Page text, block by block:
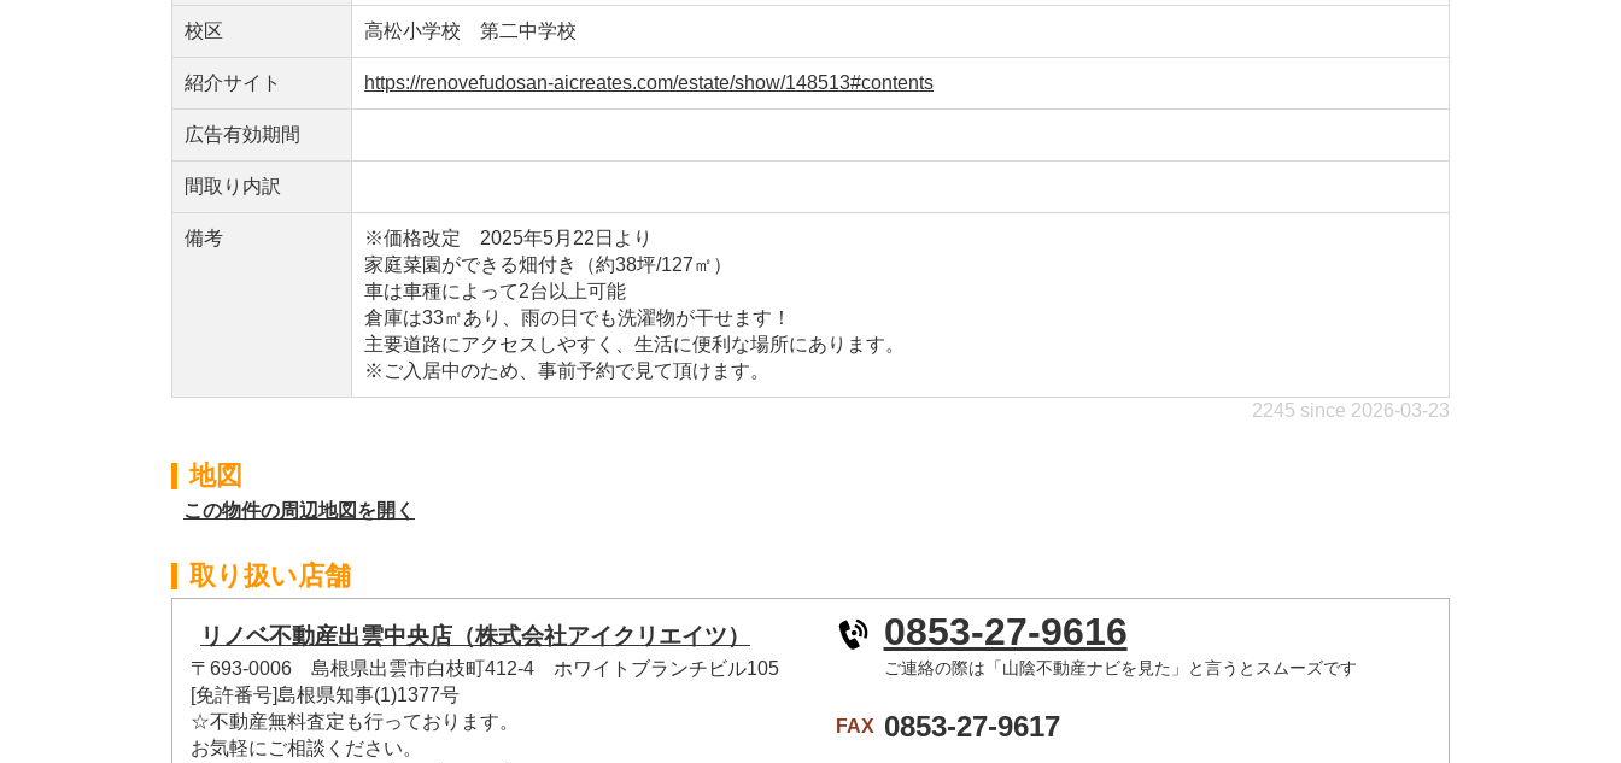
校区 高松小学校 第二中学校
紹介サイト https://renovefudosan-aicreates.com/estate/show/148513#contents
広告有効期間
間取り内訳
備考
※価格改定 2025年5月22日より
家庭菜園ができる畑付き（約38坪/127㎡）
車は車種によって2台以上可能
倉庫は33㎡あり、雨の日でも洗濯物が干せます！
主要道路にアクセスしやすく、生活に便利な場所にあります。
※ご入居中のため、事前予約で見て頂けます。
2245 since 2026-03-23
地図
この物件の周辺地図を開く
取り扱い店舗
リノベ不動産出雲中央店（株式会社アイクリエイツ）
〒693-0006 島根県出雲市白枝町412-4 ホワイトブランチビル105
[免許番号]島根県知事(1)1377号
☆不動産無料査定も行っております。
お気軽にご相談ください。
0853-27-9616
ご連絡の際は「山陰不動産ナビを見た」と言うとスムーズです
FAX 0853-27-9617